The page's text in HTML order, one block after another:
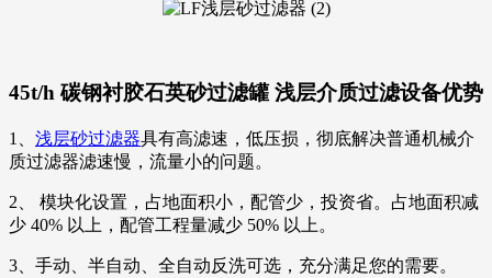
45t/h 碳钢衬胶石英砂过滤罐 浅层介质过滤设备优势
1、 浅层砂过滤器具有高滤速，低压损，彻底解决普通机械介
质过滤器滤速慢，流量小的问题。
2、 模块化设置，占地面积小，配管少，投资省。占地面积减
少 40% 以上，配管工程量减少 50% 以上。
3、手动、半自动、全自动反洗可选，充分满足您的需要。